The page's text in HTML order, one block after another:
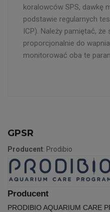
koralowców SPS, dawkę
podstawie regularnych
ICP). Należy pamiętać,
proporcjonalnie do
monitorować oba te
GPSR
Producent: Prodibio
Producent
PRODIBIO AQUARIUM CARE